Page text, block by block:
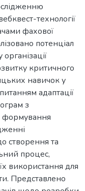
технології
фахової
потенціал
критичного
навичок у
адаптації
з
формування
створення та
процес,
використання для
Представлено